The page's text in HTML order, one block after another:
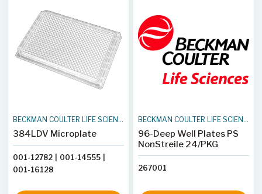
BECKMAN COULTER LIFE SCIENCES
384LDV Microplate
001-12782 001-14555
001-16128
BECKMAN COULTER LIFE SCIENCES
96-Deep Well Plates PS
NonStreile 24/PKG
267001